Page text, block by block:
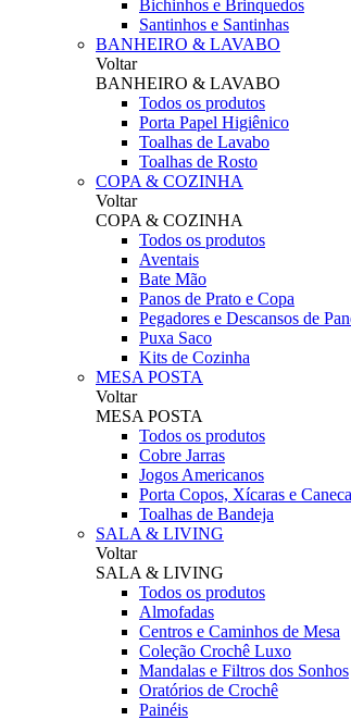
Bichinhos e Brinquedos
Santinhos e Santinhas
BANHEIRO & LAVABO
Voltar
BANHEIRO & LAVABO
Todos os produtos
Porta Papel Higiênico
Toalhas de Lavabo
Toalhas de Rosto
COPA & COZINHA
Voltar
COPA & COZINHA
Todos os produtos
Aventais
Bate Mão
Panos de Prato e Copa
Pegadores e Descansos de
Puxa Saco
Kits de Cozinha
MESA POSTA
Voltar
MESA POSTA
Todos os produtos
Cobre Jarras
Jogos Americanos
Porta Copos, Xícaras e
Toalhas de Bandeja
SALA & LIVING
Voltar
SALA & LIVING
Todos os produtos
Almofadas
Centros e Caminhos de Mesa
Coleção Crochê Luxo
Mandalas e Filtros dos Sonhos
Oratórios de Crochê
Painéis